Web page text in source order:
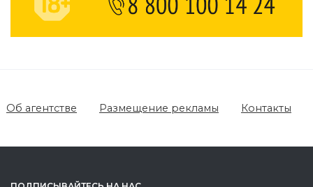
Об агентстве Размещение рекламы Контакты